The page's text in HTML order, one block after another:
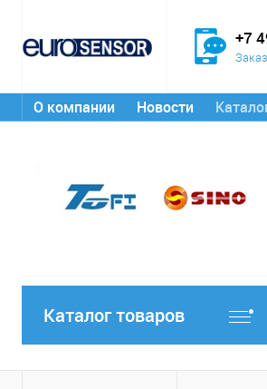
+7
О компании Новости
Каталог товаров